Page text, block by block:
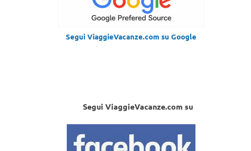
Segui ViaggieVacanze.com su Google
Segui ViaggieVacanze.com su